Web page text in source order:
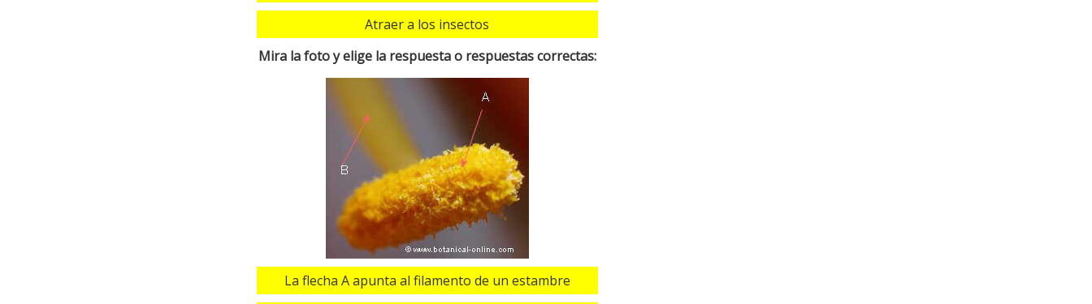
Atraer a los insectos
Mira la foto y elige la respuesta o respuestas correctas:
La flecha A apunta al filamento de un estambre